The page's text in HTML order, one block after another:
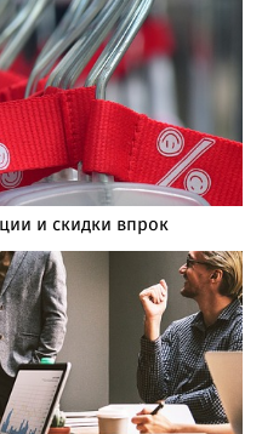
и скидки впрок